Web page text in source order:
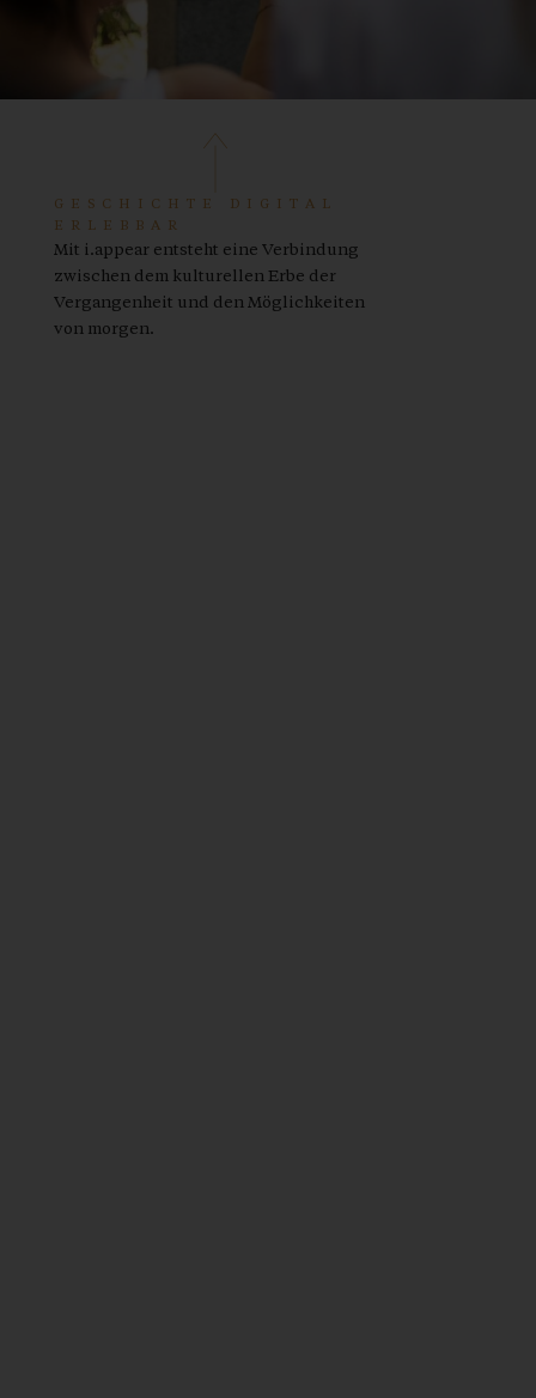
GESCHICHTE DIGITAL
ERLEBBAR
Mit i.appear entsteht eine Verbindung
zwischen dem kulturellen Erbe der
Vergangenheit und den Möglichkeiten
von morgen.